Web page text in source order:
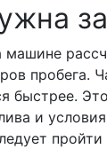
машине
пробега.
быстрее.
и
пройти